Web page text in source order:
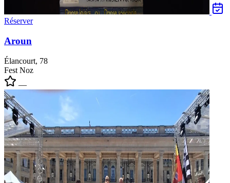
Réserver
Aroun
Élancourt, 78
Fest Noz
—